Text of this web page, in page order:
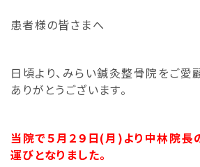
患者様の皆さまへ
日頃より、みらい鍼灸整骨院をご愛
ありがとうございます。
当院で５月２９日(月)より中林院長
運びとなりました。